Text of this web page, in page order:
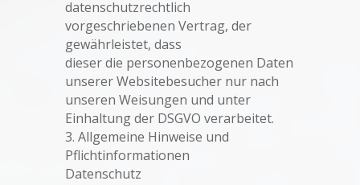
datenschutzrechtlich
vorgeschriebenen Vertrag, der
gewährleistet, dass
dieser die personenbezogenen Daten
unserer Websitebesucher nur nach
unseren Weisungen und unter
Einhaltung der DSGVO verarbeitet.
3. Allgemeine Hinweise und
Pflichtinformationen
Datenschutz